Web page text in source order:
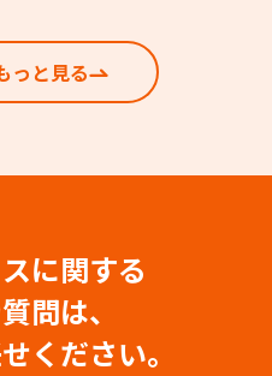
っと見る
に関する
問は、
ください。